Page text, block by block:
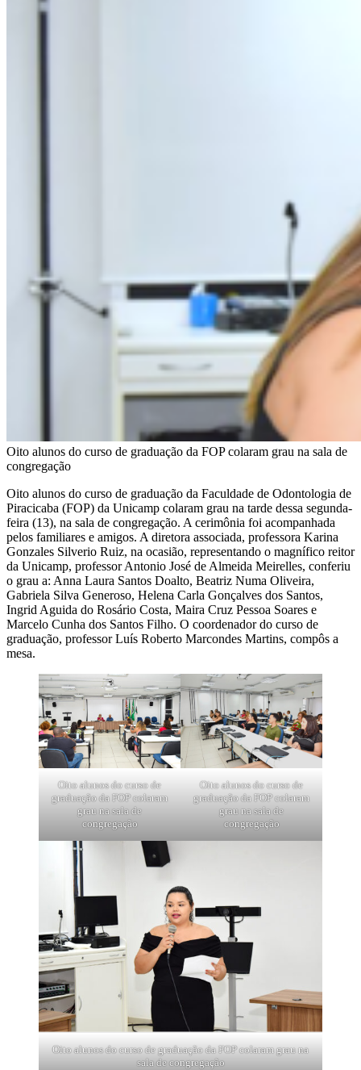
Oito alunos do curso de graduação da FOP colaram grau na sala de
congregação
Oito alunos do curso de graduação da Faculdade de Odontologia de
Piracicaba (FOP) da Unicamp colaram grau na tarde dessa segunda-
feira (13), na sala de congregação. A cerimônia foi acompanhada
pelos familiares e amigos. A diretora associada, professora Karina
Gonzales Silverio Ruiz, na ocasião, representando o magnífico reitor
da Unicamp, professor Antonio José de Almeida Meirelles, conferiu
o grau a: Anna Laura Santos Doalto, Beatriz Numa Oliveira,
Gabriela Silva Generoso, Helena Carla Gonçalves dos Santos,
Ingrid Aguida do Rosário Costa, Maira Cruz Pessoa Soares e
Marcelo Cunha dos Santos Filho. O coordenador do curso de
graduação, professor Luís Roberto Marcondes Martins, compôs a
mesa.
Oito alunos do curso de
graduação da FOP colaram
grau na sala de
congregação
Oito alunos do curso de
graduação da FOP colaram
grau na sala de
congregação
Oito alunos do curso de graduação da FOP colaram grau na
sala de congregação